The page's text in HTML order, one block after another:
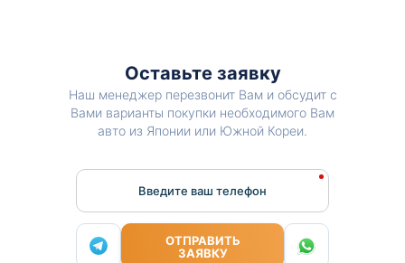
Оставьте заявку
Наш менеджер перезвонит Вам и обсудит с
Вами варианты покупки необходимого Вам
авто из Японии или Южной Кореи.
Введите ваш телефон
ОТПРАВИТЬ
ЗАЯВКУ